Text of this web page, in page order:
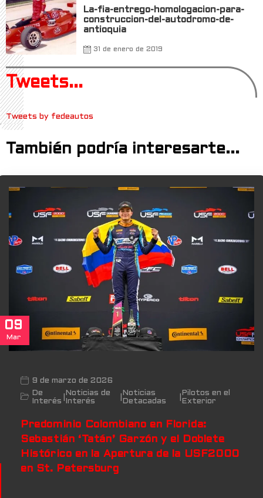
La-fia-entrego-homologacion-para-
construccion-del-autodromo-de-
antioquia
31 de enero de 2019
Tweets...
Tweets by fedeautos
También podría interesarte...
09
Mar
9 de marzo de 2026
De
Interés
Noticias de
Interés
Noticias
Detacadas
Pilotos en el
Exterior
Predominio Colombiano en Florida:
Sebastián ‘Tatán’ Garzón y el Doblete
Histórico en la Apertura de la USF2000
en St. Petersburg